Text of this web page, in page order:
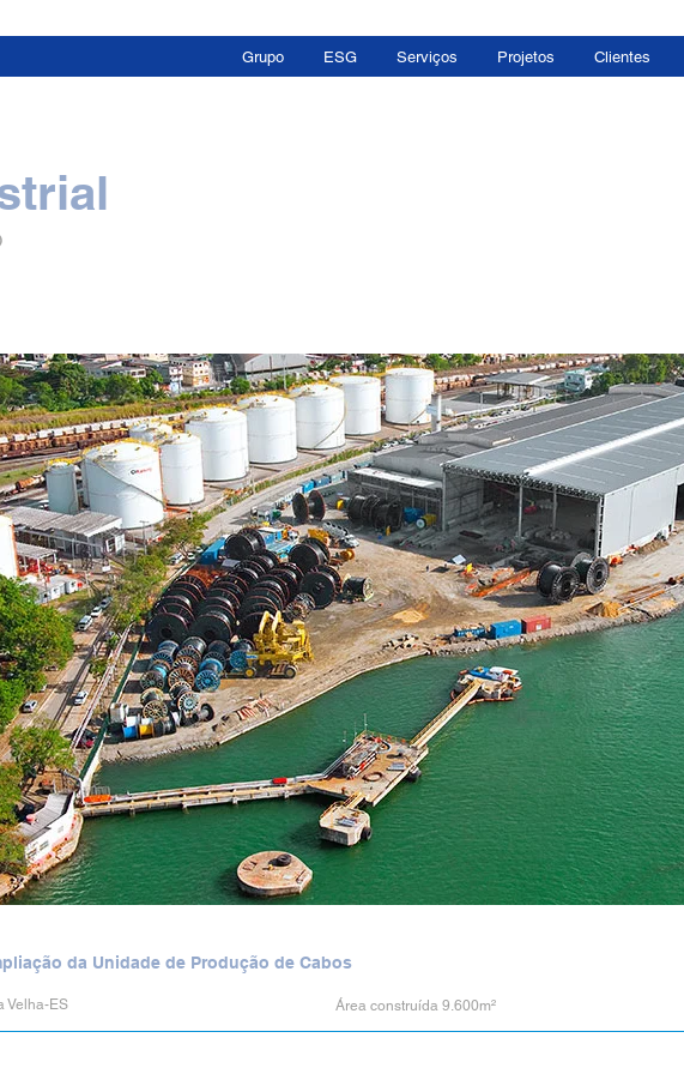
Grupo ESG Serviços Projetos Clientes
da Unidade de Produção de Cabos
Velha-ES Área construída 9.600m²